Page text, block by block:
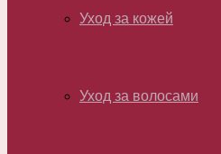
Уход за кожей
Уход за волосами